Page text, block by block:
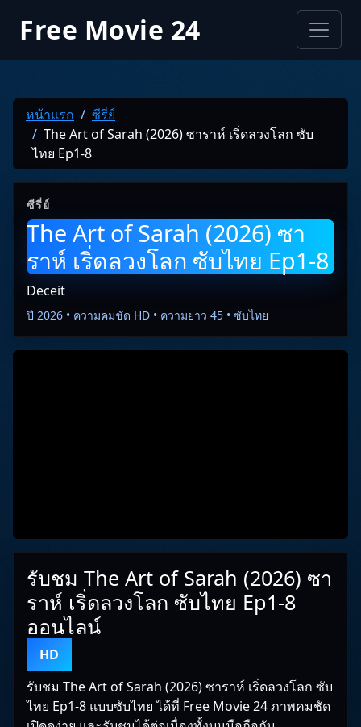
Free Movie 24
หน้าแรก
ซีรี่ย์
The Art of Sarah (2026) ซาราห์ เริ่ดลวงโลก ซับ
ไทย Ep1-8
ซีรี่ย์
The Art of Sarah (2026) ซา
ราห์ เริ่ดลวงโลก ซับไทย Ep1-8
Deceit
ปี 2026 • ความคมชัด HD • ความยาว 45 • ซับไทย
รับชม The Art of Sarah (2026) ซา
ราห์ เริ่ดลวงโลก ซับไทย Ep1-8
ออนไลน์
HD
รับชม The Art of Sarah (2026) ซาราห์ เริ่ดลวงโลก ซับ
ไทย Ep1-8 แบบซับไทย ได้ที่ Free Movie 24 ภาพคมชัด